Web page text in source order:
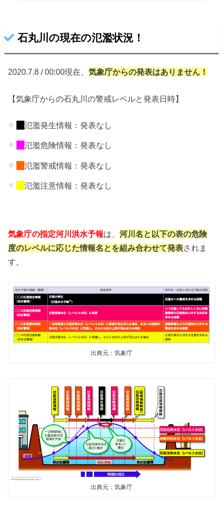
石丸川の現在の氾濫状況！
2020.7.8 / 00:00現在、気象庁からの発表はありません！
【気象庁からの石丸川の警戒レベルと発表日時】
氾濫発生情報：発表なし
氾濫危険情報：発表なし
氾濫警戒情報：発表なし
氾濫注意情報：発表なし
気象庁の指定河川洪水予報は、河川名と以下の表の危険
度のレベルに応じた情報名とを組み合わせて発表されま
す。
出典元：気象庁
出典元：気象庁